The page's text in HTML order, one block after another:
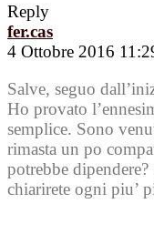
Reply
fer.cas
4 Ottobre 2016
Salve, seguo
Ho provato
semplice. Sono
rimasta un po
potrebbe
chiarirete ogni piu’